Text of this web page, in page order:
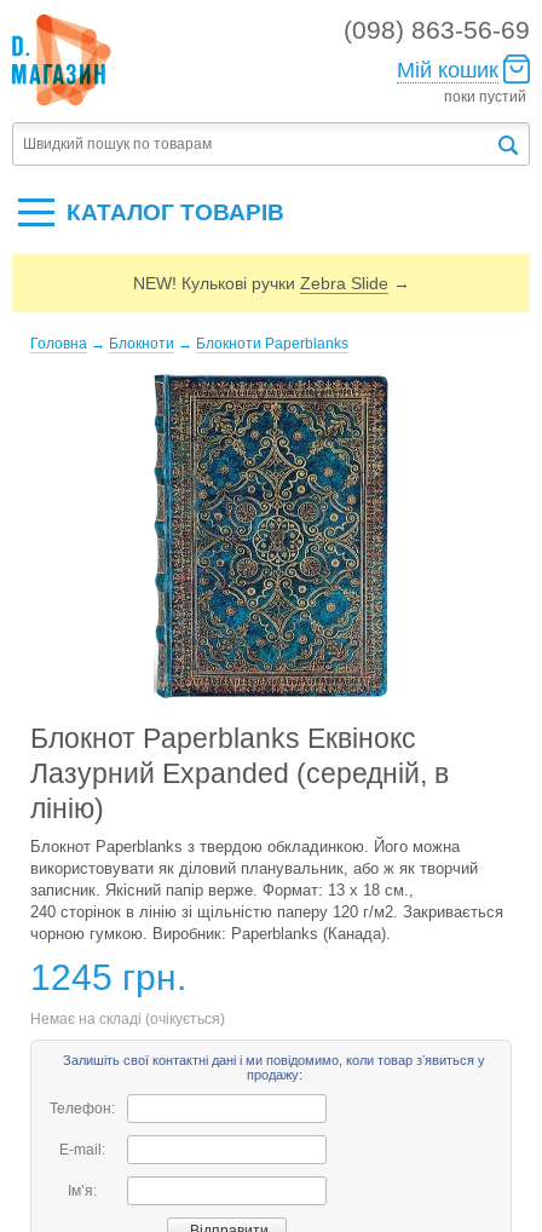
(098) 863-56-69
Мій кошик
поки пустий
КАТАЛОГ ТОВАРIВ
NEW! Кулькові ручки Zebra Slide →
Головна → Блокноти → Блокноти Paperblanks
Блокнот Paperblanks Еквінокс
Лазурний Expanded (середній, в
лінію)
Блокнот Paperblanks з твердою обкладинкою. Його можна
використовувати як діловий планувальник, або ж як творчий
записник. Якісний папір верже. Формат: 13 х 18 см.,
240 сторінок в лінію зі щільністю паперу 120 г/м2. Закривається
чорною гумкою. Виробник: Paperblanks (Канада).
1245 грн.
Немає на складі (очікується)
Залишіть свої контактні дані і ми повідомимо, коли товар зʼявиться у
продажу:
Телефон:
E-mail:
Імʼя: